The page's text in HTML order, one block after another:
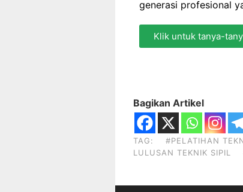
generasi profesional
Klik untuk tanya-
Bagikan Artikel
TAG: #PELATIHAN
LULUSAN TEKNIK SIPIL